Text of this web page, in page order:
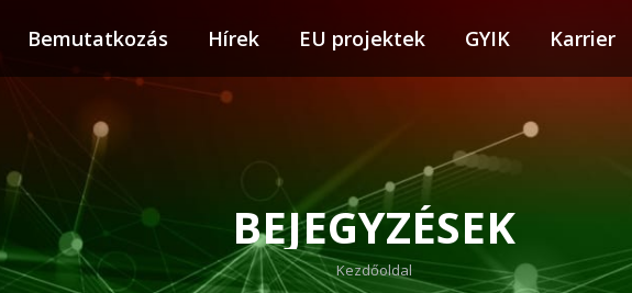
Bemutatkozás Hírek EU projektek GYIK Karrier
BEJEGYZÉSEK
You are here:
Kezdőoldal
Bemutatkozás Hírek EU projektek GYIK Karrier